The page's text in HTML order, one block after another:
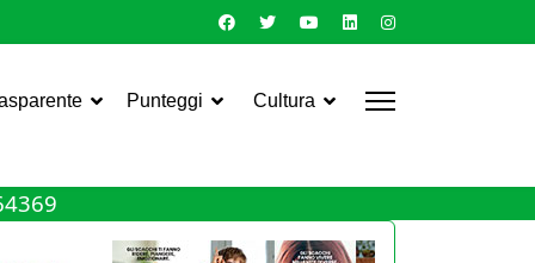
Punteggi Cultura